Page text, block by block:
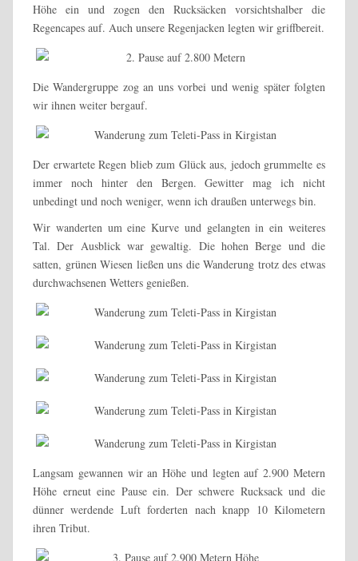
Höhe ein und zogen den Rucksäcken vorsichtshalber die
Regencapes auf. Auch unsere Regenjacken legten wir griffbereit.
Die Wandergruppe zog an uns vorbei und wenig später folgten
wir ihnen weiter bergauf.
Der erwartete Regen blieb zum Glück aus, jedoch grummelte es
immer noch hinter den Bergen. Gewitter mag ich nicht
unbedingt und noch weniger, wenn ich draußen unterwegs bin.
Wir wanderten um eine Kurve und gelangten in ein weiteres
Tal. Der Ausblick war gewaltig. Die hohen Berge und die
satten, grünen Wiesen ließen uns die Wanderung trotz des etwas
durchwachsenen Wetters genießen.
Langsam gewannen wir an Höhe und legten auf 2.900 Metern
Höhe erneut eine Pause ein. Der schwere Rucksack und die
dünner werdende Luft forderten nach knapp 10 Kilometern
ihren Tribut.